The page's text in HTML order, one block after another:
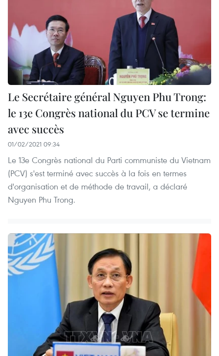
Le Secrétaire général Nguyen Phu Trong:
le 13e Congrès national du PCV se termine
avec succès
01/02/2021 09:34
Le 13e Congrès national du Parti communiste du Vietnam
(PCV) s'est terminé avec succès à la fois en termes
d'organisation et de méthode de travail, a déclaré
Nguyen Phu Trong.